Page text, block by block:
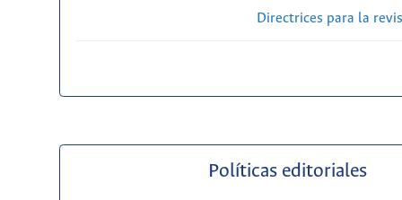
Directrices para la
Políticas editoriales